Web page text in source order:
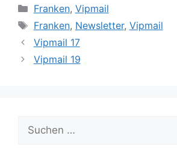
Kategorien
Franken, Vipmail
Schlagwörter
Franken, Newsletter, Vipmail
Vipmail 17
Vipmail 19
Suche
nach: